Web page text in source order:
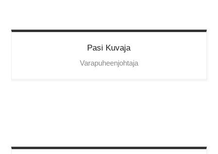
Pasi Kuvaja
Varapuheenjohtaja